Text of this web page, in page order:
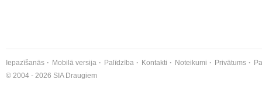
Iepazīšanās Mobilā versija Palīdzība Kontakti Noteikumi Privātums
© 2004 - 2026 SIA Draugiem